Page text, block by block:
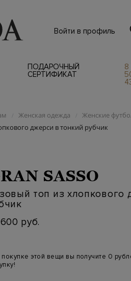
Войти в профиль
ПОДАРОЧНЫЙ
СЕРТИФИКАТ
8
/ Женская одежда / Женские
джерси в тонкий рубчик
SASSO
топ из хлопкового
руб.
покупке этой вещи вы получите 0